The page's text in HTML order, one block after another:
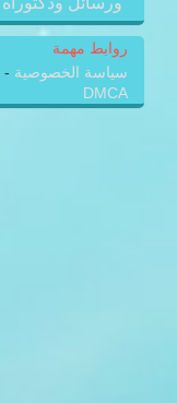
روابط مهمة
سياسة الخصوصية -
DMCA